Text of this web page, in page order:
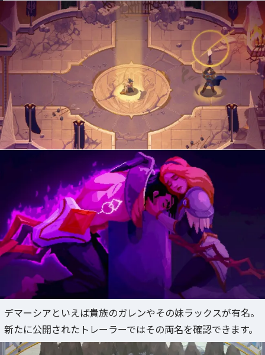
デマーシアといえば貴族のガレンやその妹ラックスが有名。
新たに公開されたトレーラーではその両名を確認できます。